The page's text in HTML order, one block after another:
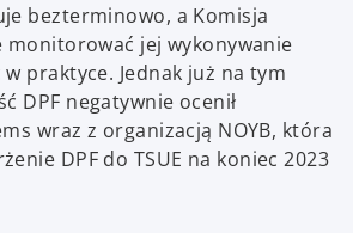
bezterminowo, a Komisja
monitorować jej wykonywanie
praktyce. Jednak już na tym
DPF negatywnie ocenił
wraz z organizacją NOYB, która
DPF do TSUE na koniec 2023